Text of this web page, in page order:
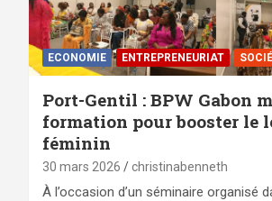
ECONOMIE ENTREPRENEURIAT
Port-Gentil : BPW Gabon
formation pour booster le
féminin
30 mars 2026 christinabenneth
À l’occasion d’un séminaire organisé